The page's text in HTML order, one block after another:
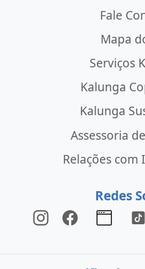
Fale
Mapa
Serviços
Kalunga
Kalunga
Assessoria
Relações
Redes